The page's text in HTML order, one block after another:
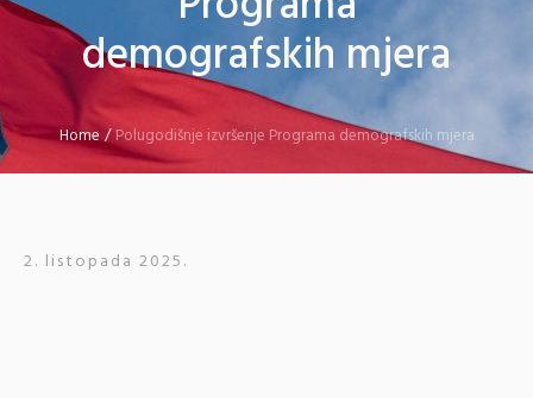
demografskih mjera
Home/Polugodišnje izvršenje Programa demografskih mjera
2. listopada 2025.